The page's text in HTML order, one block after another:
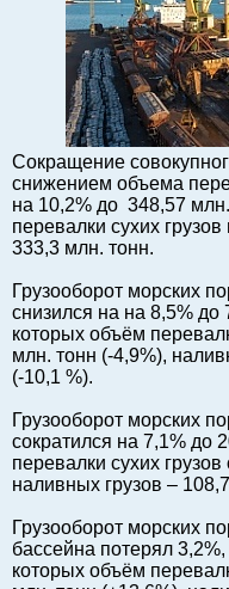
Технологии
Рынки и компании
Балтийский экспорт
Туризм
Советы юриста
ЕС - Балтия
Балтия - СНГ
Люди дела
Круглый стол
Образование и наука
Экономическая
Благотворительность
Форумы
Книга
Архив
Сергей Тюленев:
Сокращение
снижением объема
на 10,2% до 348,57
перевалки сухих
333,3 млн. тонн.
Грузооборот морских
снизился на на 8,5% до
которых объём
млн. тонн (-4,9%),
(-10,1 %).
Грузооборот морских
сократился на 7,1% до
перевалки сухих
наливных грузов –
Грузооборот морских
бассейна потерял
которых объём